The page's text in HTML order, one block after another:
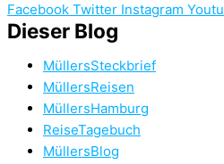
Facebook Twitter Instagram
Dieser Blog
MüllersSteckbrief
MüllersReisen
MüllersHamburg
ReiseTagebuch
MüllersBlog